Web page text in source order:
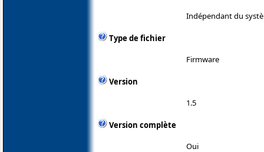
Indépendant du
Type de fichier
Firmware
Version
1.5
Version complète
Oui